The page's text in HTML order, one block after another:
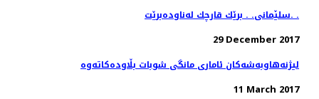
سلێمانی. . برێك قارچك له‌ناوده‌برێت. .
29 December 2017
11 March 2017